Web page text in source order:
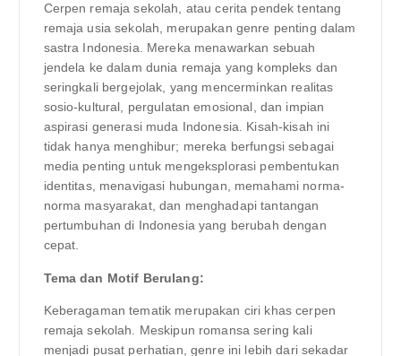
Cerpen remaja sekolah, atau cerita pendek tentang
remaja usia sekolah, merupakan genre penting dalam
sastra Indonesia. Mereka menawarkan sebuah
jendela ke dalam dunia remaja yang kompleks dan
seringkali bergejolak, yang mencerminkan realitas
sosio-kultural, pergulatan emosional, dan impian
aspirasi generasi muda Indonesia. Kisah-kisah ini
tidak hanya menghibur; mereka berfungsi sebagai
media penting untuk mengeksplorasi pembentukan
identitas, menavigasi hubungan, memahami norma-
norma masyarakat, dan menghadapi tantangan
pertumbuhan di Indonesia yang berubah dengan
cepat.
Tema dan Motif Berulang:
Keberagaman tematik merupakan ciri khas cerpen
remaja sekolah. Meskipun romansa sering kali
menjadi pusat perhatian, genre ini lebih dari sekadar